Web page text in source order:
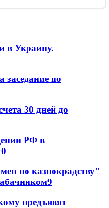
в Украину.
заседание по
30 дней до
РФ в
по казнокрадству"
9
предъявят